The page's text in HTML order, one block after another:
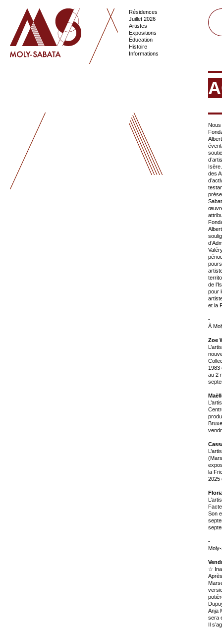
Résidences
Juillet 2026
Artistes
Expositions
Éducation
Histoire
Informations
Nous
des
de
pour
et la
-
À
Zoe
1983
au 2
la
2025
Son
-
☆
Anja
sera
Il